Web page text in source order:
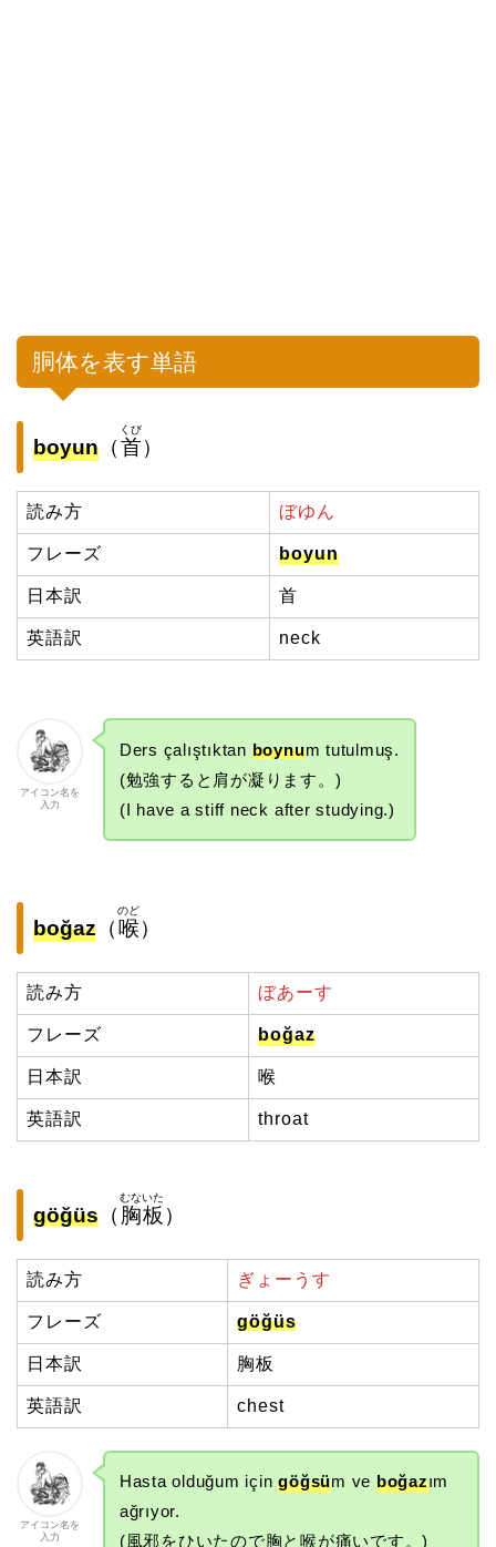
胴体を表す単語
boyun （首
くび
）
読み方 ぼゆん
フレーズ boyun
日本訳 首
英語訳 neck
アイコン名を
入力
Ders çalıştıktan boynum tutulmuş.
(勉強すると肩が凝ります。)
(I have a stiff neck after studying.)
boğaz （喉
のど
）
読み方 ぼあーす
フレーズ boğaz
日本訳 喉
英語訳 throat
göğüs （ 胸板
むないた
）
読み方 ぎょーうす
フレーズ göğüs
日本訳 胸板
英語訳 chest
アイコン名を
入力
Hasta olduğum içingöğsüm ve boğazım
ağrıyor.
(風邪をひいたので胸と喉が痛いです。)